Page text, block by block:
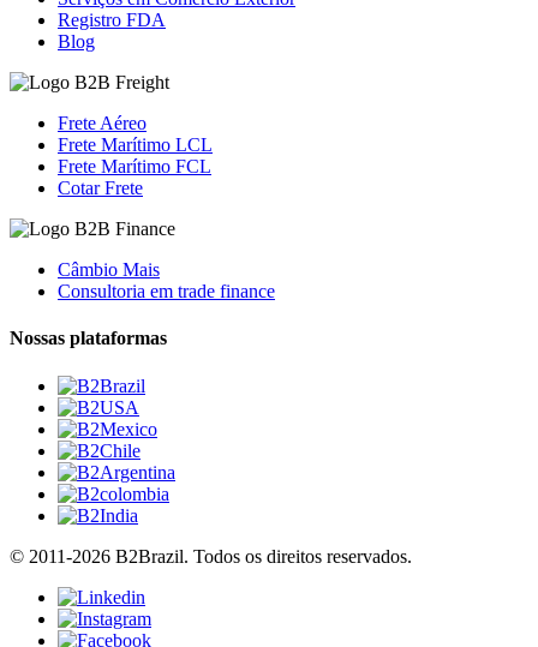
Registro FDA
Blog
Frete Aéreo
Frete Marítimo LCL
Frete Marítimo FCL
Cotar Frete
Câmbio Mais
Consultoria em trade finance
Nossas plataformas
© 2011-2026 B2Brazil. Todos os direitos reservados.